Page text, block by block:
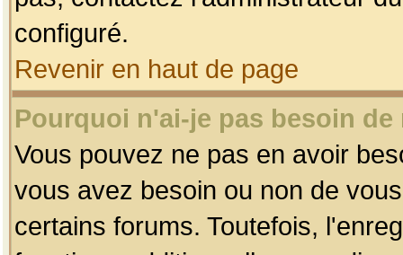
configuré.
Revenir en haut de page
Pourquoi n'ai-je pas besoin
Vous pouvez ne pas en avoir
vous avez besoin ou non de
certains forums. Toutefois,